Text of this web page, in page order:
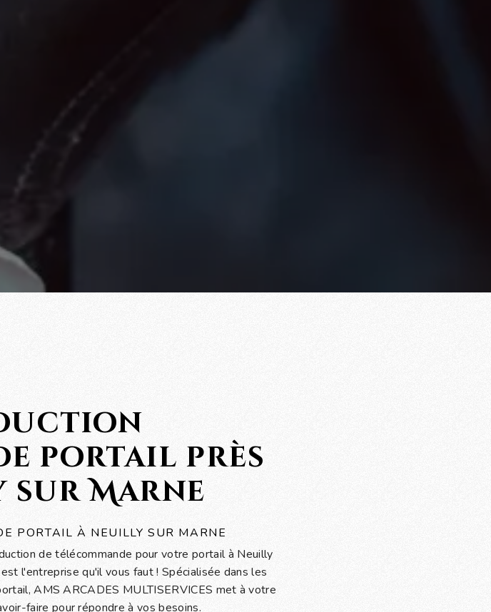
portail près
sur Marne
PORTAIL À NEUILLY SUR MARNE
de télécommande pour votre portail à Neuilly
l'entreprise qu'il vous faut ! Spécialisée dans les
AMS ARCADES MULTISERVICES met à votre
faire pour répondre à vos besoins.